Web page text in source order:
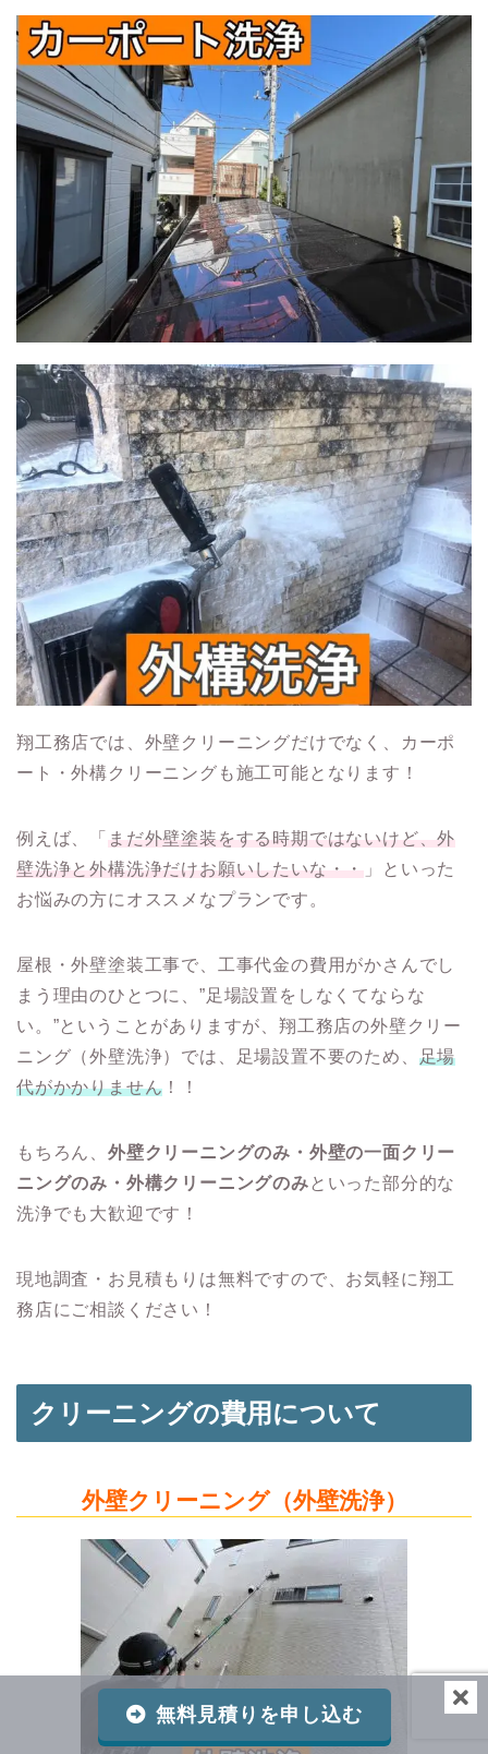
翔工務店では、外壁クリーニングだけでなく、カーポ
ート・外構クリーニングも施工可能となります！
例えば、「 まだ外壁塗装をする時期ではないけど、外
壁洗浄と外構洗浄だけお願いしたいな・・
」といった
お悩みの方にオススメなプランです。
屋根・外壁塗装工事で、工事代金の費用がかさんでし
まう理由のひとつに、”足場設置をしなくてならな
い。”ということがありますが、翔工務店の外壁クリー
ニング（外壁洗浄）では、足場設置不要のため、 足場
代がかかりません ！！
もちろん、 外壁クリーニングのみ・外壁の一面クリー
ニングのみ・外構クリーニングのみ といった部分的な
洗浄でも大歓迎です！
現地調査・お見積もりは無料ですので、お気軽に翔工
務店にご相談ください！
クリーニングの費用について
外壁クリーニング（外壁洗浄）
無料見積りを申し込む